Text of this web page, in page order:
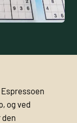
Espressoen
og ved